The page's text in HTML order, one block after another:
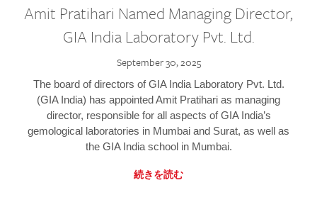
Amit Pratihari Named Managing Director,
GIA India Laboratory Pvt. Ltd.
September 30, 2025
The board of directors of GIA India Laboratory Pvt. Ltd.
(GIA India) has appointed Amit Pratihari as managing
director, responsible for all aspects of GIA India’s
gemological laboratories in Mumbai and Surat, as well as
the GIA India school in Mumbai.
続きを読む